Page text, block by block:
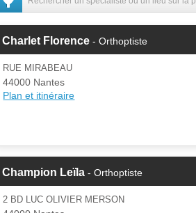
Charlet Florence - Orthoptiste
RUE MIRABEAU
44000 Nantes
Plan et itinéraire
Champion Leïla - Orthoptiste
2 BD LUC OLIVIER MERSON